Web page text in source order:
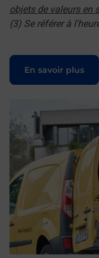
objets de valeurs en
(3) Se référer à
En savoir plus
Le lien s'ouvre dans